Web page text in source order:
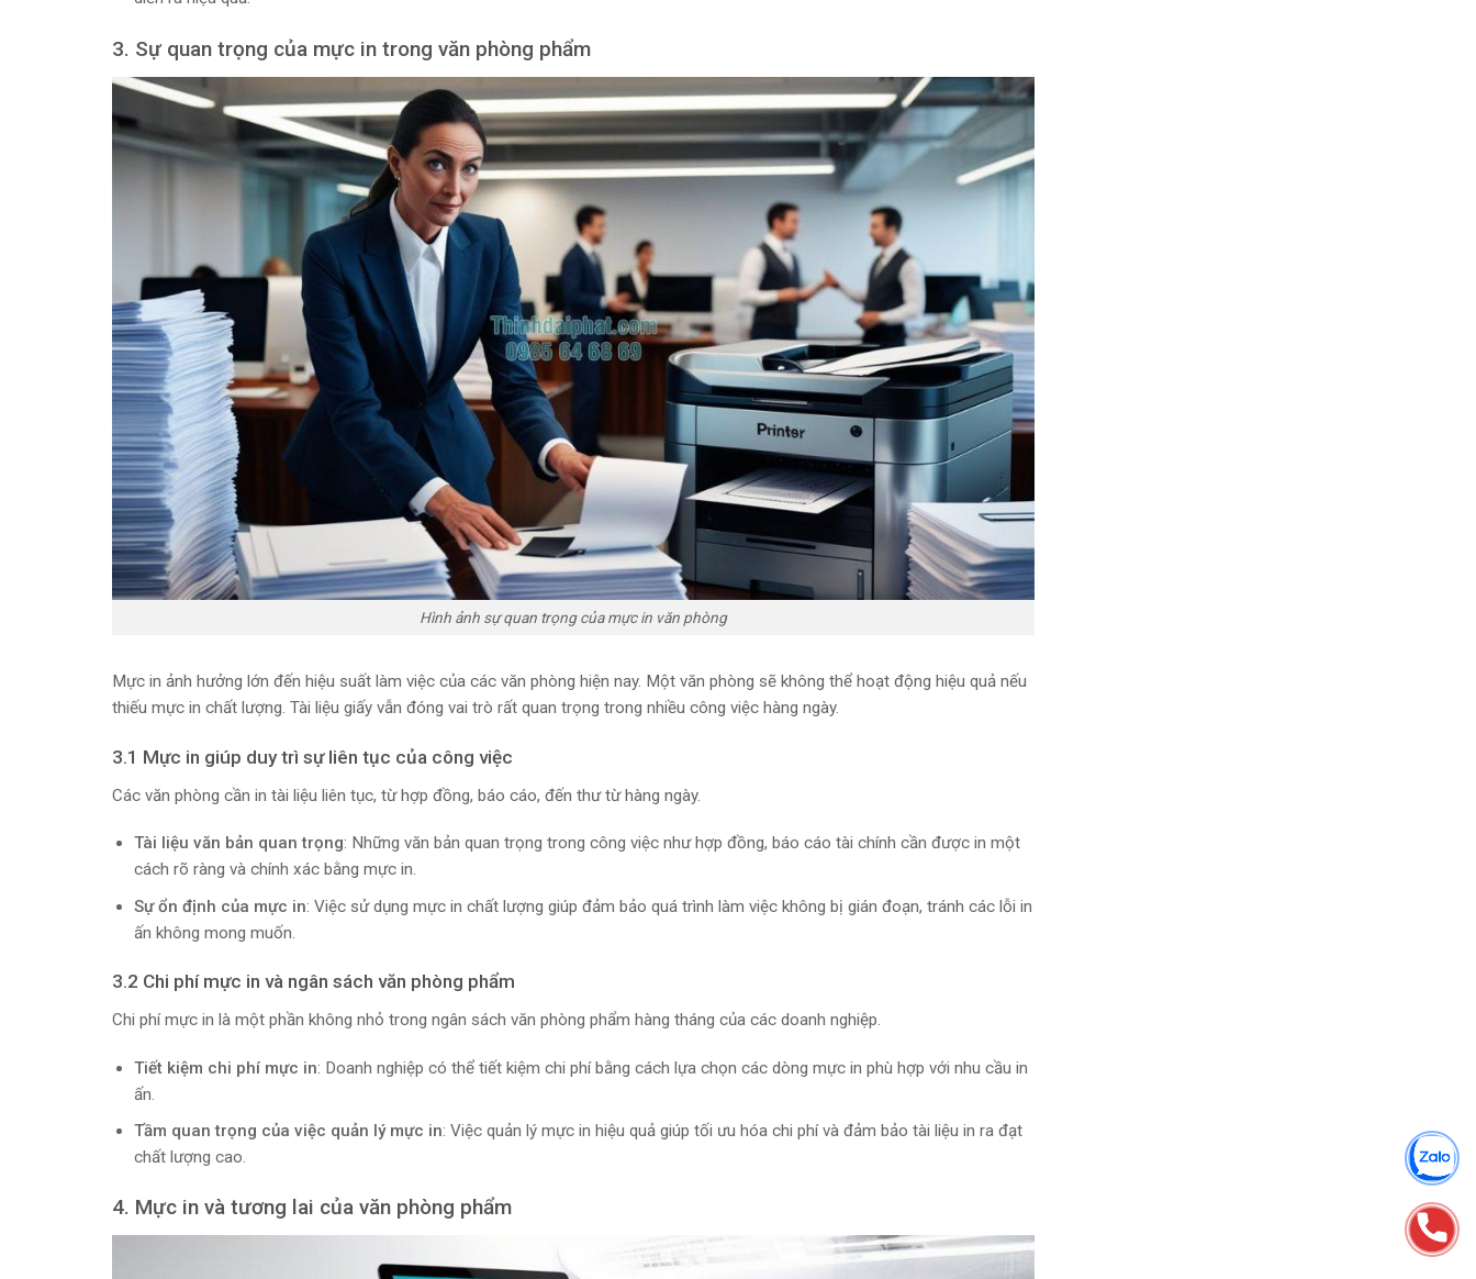
3. Sự quan trọng của mực in trong văn phòng phẩm
Hình ảnh sự quan trọng của mực in văn phòng
Mực in ảnh hưởng lớn đến hiệu suất làm việc của các văn phòng hiện nay. Một văn phòng sẽ không thể hoạt động hiệu quả nếu
thiếu mực in chất lượng. Tài liệu giấy vẫn đóng vai trò rất quan trọng trong nhiều công việc hàng ngày.
3.1 Mực in giúp duy trì sự liên tục của công việc
Các văn phòng cần in tài liệu liên tục, từ hợp đồng, báo cáo, đến thư từ hàng ngày.
Tài liệu văn bản quan trọng: Những văn bản quan trọng trong công việc như hợp đồng, báo cáo tài chính cần được in một
cách rõ ràng và chính xác bằng mực in.
Sự ổn định của mực in: Việc sử dụng mực in chất lượng giúp đảm bảo quá trình làm việc không bị gián đoạn, tránh các lỗi in
ấn không mong muốn.
3.2 Chi phí mực in và ngân sách văn phòng phẩm
Chi phí mực in là một phần không nhỏ trong ngân sách văn phòng phẩm hàng tháng của các doanh nghiệp.
Tiết kiệm chi phí mực in: Doanh nghiệp có thể tiết kiệm chi phí bằng cách lựa chọn các dòng mực in phù hợp với nhu cầu in
ấn.
Tầm quan trọng của việc quản lý mực in: Việc quản lý mực in hiệu quả giúp tối ưu hóa chi phí và đảm bảo tài liệu in ra đạt
chất lượng cao.
4. Mực in và tương lai của văn phòng phẩm